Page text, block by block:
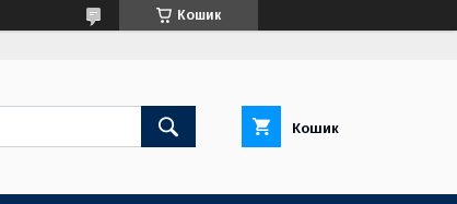
Кошик
Кошик